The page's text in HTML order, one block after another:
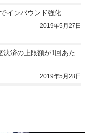
インバウンド強化
2019年5月27日
済の上限額が1回あた
2019年5月28日